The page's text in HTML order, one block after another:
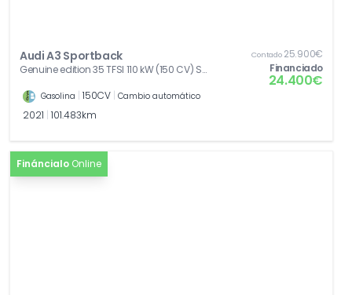
Audi A3 Sportback
Genuine edition 35 TFSI 110 kW (150 CV) S
Contado25.900€
Financiado
24.400€
Gasolina 150CV Cambio automático
2021 101.483km
Fináncialo Online